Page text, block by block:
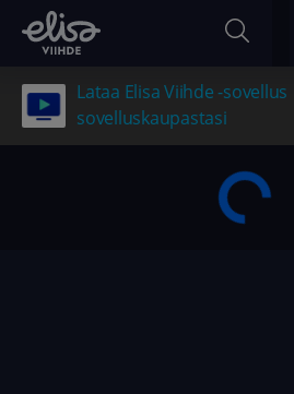
Lataa Elisa Viihde -sovellus
sovelluskaupastasi